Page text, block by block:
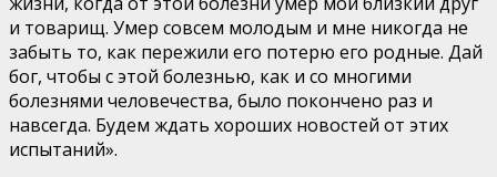
и товарищ. Умер совсем молодым и мне никогда не
забыть то, как пережили его потерю его родные. Дай
бог, чтобы с этой болезнью, как и со многими
болезнями человечества, было покончено раз и
навсегда. Будем ждать хороших новостей от этих
испытаний».